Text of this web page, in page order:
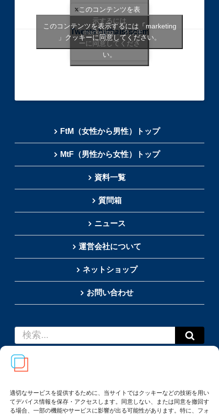
適切なサービスを提供するために、当サイトではクッキーなどの技術を用い
てデバイス情報を保存・アクセスします。同意しない、または同意を撤回す
る場合、一部の機能やサービスに影響が出る可能性があります。特に、フォ
Tweets bythaisrscom
このコンテンツを表
示するには
「marketing 」クッキ
ーに同意してくださ
い。
このコンテンツを表示するには「marketing
」クッキーに同意してください。
FtM（女性から男性）トップ
MtF（男性から女性）トップ
資料一覧
質問箱
ニュース
運営会社について
ネットショップ
お問い合わせ
索
…
Copyright(c) 2002-2026Thai SRS Guide Center. All